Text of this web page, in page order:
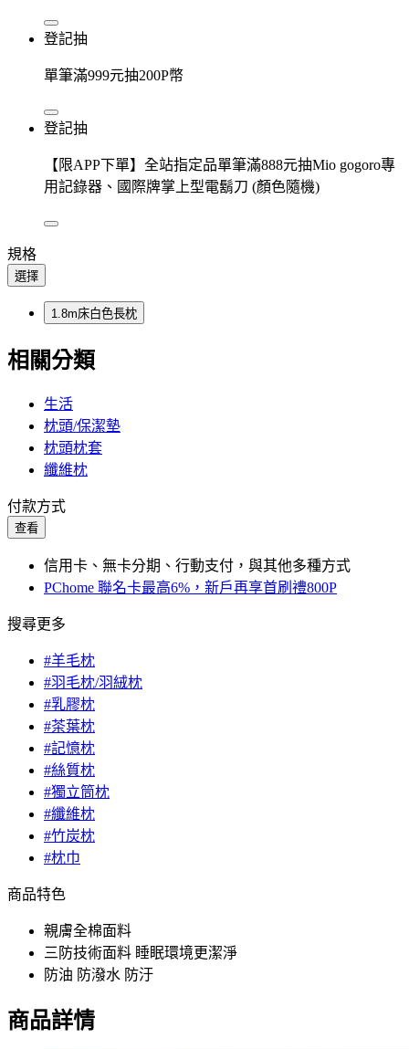
登記抽
單筆滿999元抽200P幣
登記抽
【限APP下單】全站指定品單筆滿888元抽Mio gogoro專
用記錄器、國際牌掌上型電鬍刀 (顏色隨機)
規格
選擇
1.8m床白色長枕
相關分類
生活
枕頭/保潔墊
枕頭枕套
纖維枕
付款方式
查看
信用卡、無卡分期、行動支付，與其他多種方式
PChome 聯名卡最高6%，新戶再享首刷禮800P
搜尋更多
#羊毛枕
#羽毛枕/羽絨枕
#乳膠枕
#茶葉枕
#記憶枕
#絲質枕
#獨立筒枕
#纖維枕
#竹炭枕
#枕巾
商品特色
親膚全棉面料
三防技術面料 睡眠環境更潔淨
防油 防潑水 防汙
商品詳情